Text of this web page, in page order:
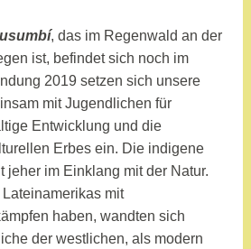
, das im Regenwald an der
ist, befindet sich noch im
2019 setzen sich unsere
mit Jugendlichen für
Entwicklung und die
Erbes ein. Die indigene
jeher im Einklang mit der Natur.
mit
haben, wandten sich
der westlichen, als modern